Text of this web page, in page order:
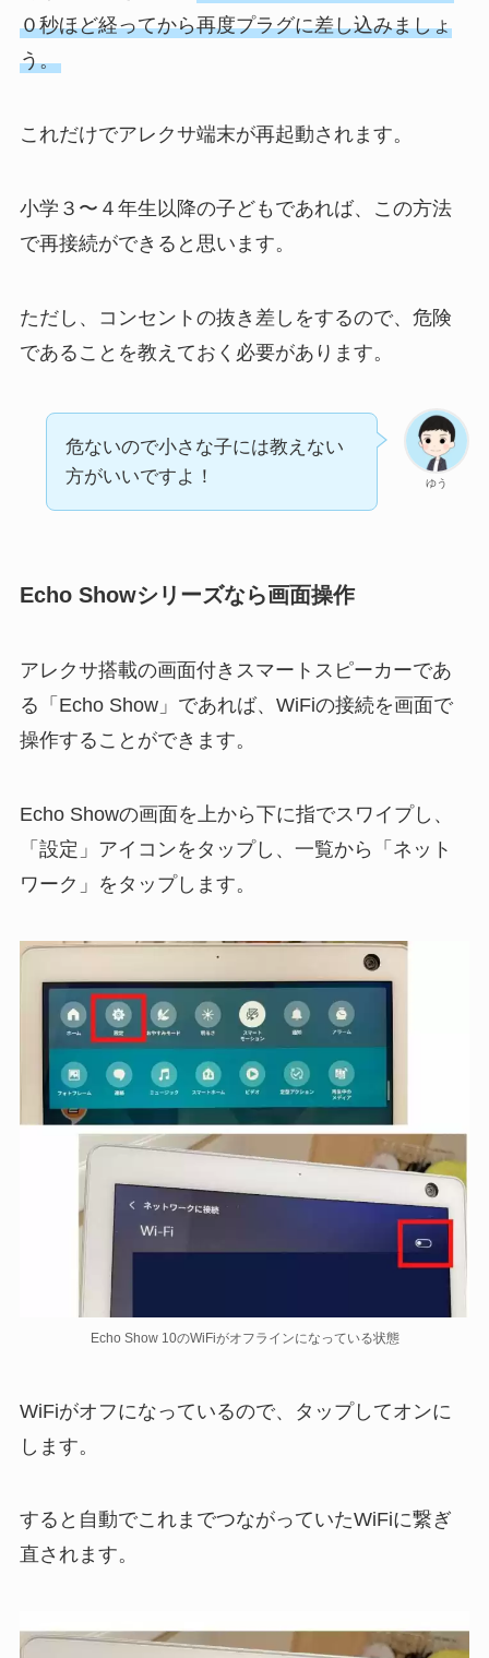
０秒ほど経ってから再度プラグに差し込みましょ
う。
これだけでアレクサ端末が再起動されます。
小学３〜４年生以降の子どもであれば、この方法
で再接続ができると思います。
ただし、コンセントの抜き差しをするので、危険
であることを教えておく必要があります。
ゆう
危ないので小さな子には教えない
方がいいですよ！
Echo Showシリーズなら画面操作
アレクサ搭載の画面付きスマートスピーカーであ
る「Echo Show」であれば、WiFiの接続を画面で
操作することができます。
Echo Showの画面を上から下に指でスワイプし、
「設定」アイコンをタップし、一覧から「ネット
ワーク」をタップします。
Echo Show 10のWiFiがオフラインになっている状態
WiFiがオフになっているので、タップしてオンに
します。
すると自動でこれまでつながっていたWiFiに繋ぎ
直されます。